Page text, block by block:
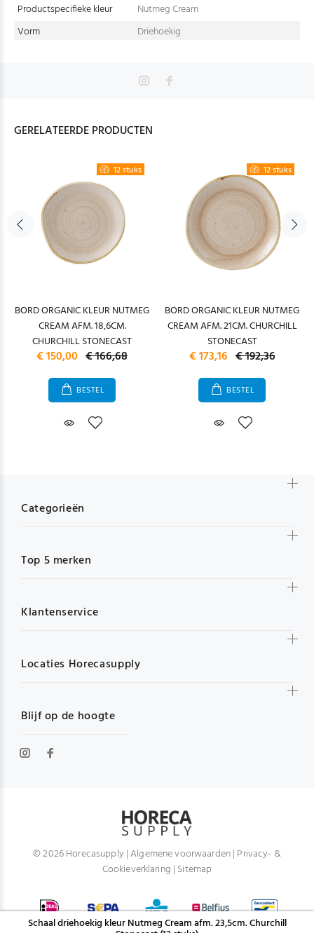
Productspecifieke kleur
Nutmeg Cream
Vorm
Driehoekig
GERELATEERDE PRODUCTEN
12 stuks
BORD ORGANIC KLEUR NUTMEG
CREAM AFM. 18,6CM.
CHURCHILL STONECAST
€ 150,00 € 166,68
BESTEL
12 stuks
BORD ORGANIC KLEUR NUTMEG
CREAM AFM. 21CM. CHURCHILL
STONECAST
€ 173,16 € 192,36
BESTEL
Schaal driehoekig kleur Nutmeg Cream afm. 23,5cm. Churchill
Blijf op de hoogte
Categorieën
Top 5 merken
Klantenservice
Locaties Horecasupply
© 2026 Horecasupply |Algemene voorwaarden| Privacy- &
Cookieverklaring | Sitemap